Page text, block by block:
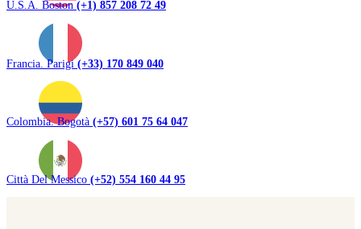
U.S.A. Boston(+1) 857 208 72 49
Francia. Parigi(+33) 170 849 040
Colombia. Bogotà (+57) 601 75 64 047
Città Del Messico (+52) 554 160 44 95